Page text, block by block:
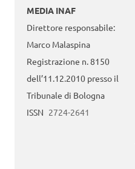
MEDIA INAF
Direttore responsabile:
Marco Malaspina
Registrazione n. 8150
dell’11.12.2010 presso il
Tribunale di Bologna
ISSN 2724-2641